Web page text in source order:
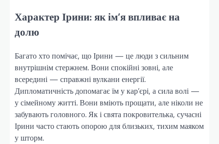
Характер Ірини: як ім’я впливає на
долю
Багато хто помічає, що Ірини — це люди з сильним
внутрішнім стержнем. Вони спокійні зовні, але
всередині — справжні вулкани енергії.
Дипломатичність допомагає їм у кар’єрі, а сила волі —
у сімейному житті. Вони вміють прощати, але ніколи не
забувають головного. Як і свята покровителька, сучасні
Ірини часто стають опорою для близьких, тихим маяком
у шторм.